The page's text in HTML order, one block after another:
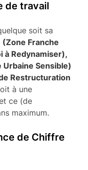
de travail
soit sa
(Zone Franche
à Redynamiser),
Urbaine Sensible)
Restructuration
à une
ce (de
maximum.
de Chiffre